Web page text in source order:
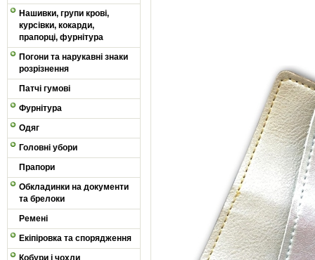
Нашивки, групи крові,
курсівки, кокарди,
прапорці, фурнітура
Погони та нарукавні знаки
розрізнення
Патчі гумові
Фурнітура
Одяг
Головні убори
Прапори
Обкладинки на документи
та брелоки
Ремені
Екіпіровка та спорядження
Кобури і чохли